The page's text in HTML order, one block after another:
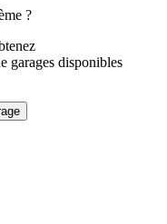
?
garages disponibles